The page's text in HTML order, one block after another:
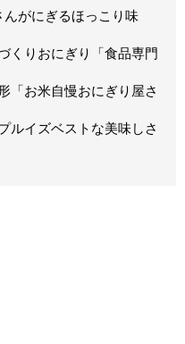
がにぎるほっこり味
くりおにぎり「食品専門
「お米自慢おにぎり屋さ
ルイズベストな美味しさ